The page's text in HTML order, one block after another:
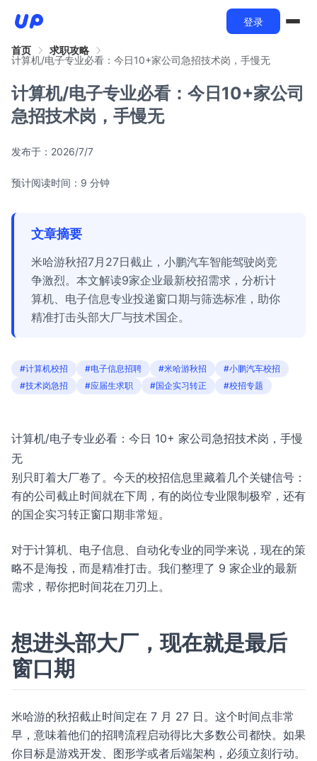
登录
首页
求职攻略
计算机/电子专业必看：今日10+家公司急招技术岗，手慢无
计算机/电子专业必看：今日10+家公司
急招技术岗，手慢无
发布于： 2026/7/7
预计阅读时间：9 分钟
文章摘要
米哈游秋招7月27日截止，小鹏汽车智能驾驶岗竞
争激烈。本文解读9家企业最新校招需求，分析计
算机、电子信息专业投递窗口期与筛选标准，助你
精准打击头部大厂与技术国企。
#计算机校招 #电子信息招聘 #米哈游秋招
#小鹏汽车校招
#技术岗急招
#应届生求职 #国企实习转正 #校招专题
计算机/电子专业必看：今日 10+ 家公司急招技术岗，手慢
无
别只盯着大厂卷了。今天的校招信息里藏着几个关键信号：
有的公司截止时间就在下周，有的岗位专业限制极窄，还有
的国企实习转正窗口期非常短。
对于计算机、电子信息、自动化专业的同学来说，现在的策
略不是海投，而是精准打击。我们整理了 9 家企业的最新
需求，帮你把时间花在刀刃上。
想进头部大厂，现在就是最后
窗口期
米哈游的秋招截止时间定在 7 月 27 日。这个时间点非常
早，意味着他们的招聘流程启动得比大多数公司都快。如果
你目标是游戏开发、图形学或者后端架构，必须立刻行动。